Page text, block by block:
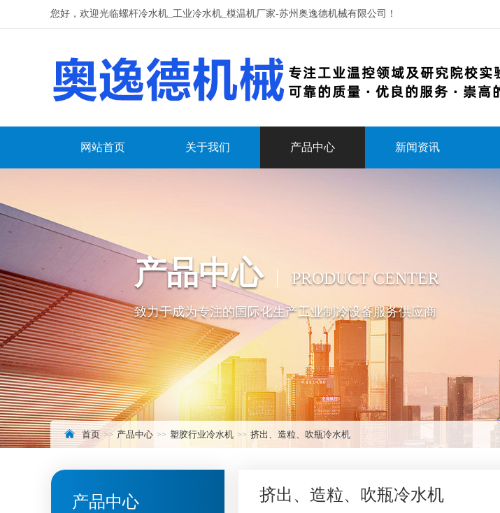
您好，欢迎光临螺杆冷水机_工业冷水机_模温机厂家-苏州奥逸德机械有限公司！
网站首页 关于我们 产品中心 新闻资讯
产品中心 PRODUCT CENTER
致力于成为专注的国际化生产工业制冷设备服务供应商
首页 产品中心 塑胶行业冷水机 挤出、造粒、吹瓶冷水机
产品中心 挤出、造粒、吹瓶冷水机